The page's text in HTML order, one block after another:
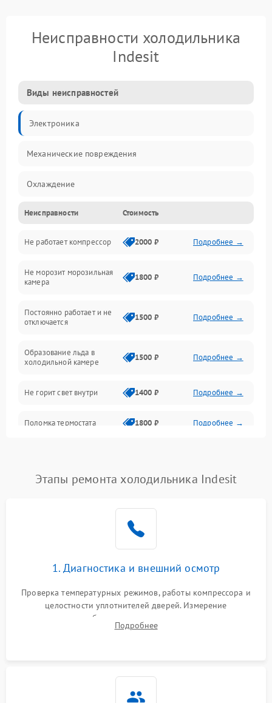
Неисправности холодильника
Indesit
Виды неисправностей
Электроника
Механические повреждения
Охлаждение
Механика
Электропитание
Дренаж
Неисправности Стоимость
Не работает компрессор 2000 ₽ Подробнее →
Не морозит морозильная
камера
1800 ₽ Подробнее →
Постоянно работает и не
отключается
1500 ₽ Подробнее →
Образование льда в
холодильной камере
1500 ₽ Подробнее →
Не горит свет внутри 1400 ₽ Подробнее →
Поломка термостата 1800 ₽ Подробнее →
Поломка системы No Frost 2600 ₽ Подробнее →
работе
2000 ₽ Подробнее →
1000 ₽
1800 ₽
Этапы ремонта холодильника Indesit
1. Диагностика и внешний осмотр
Проверка температурных режимов, работы компрессора и
целостности уплотнителей дверей. Измерение
сопротивления обмоток мотора, проверка термостата и
считывание кодов ошибок с электронного дисплея.
Подробнее